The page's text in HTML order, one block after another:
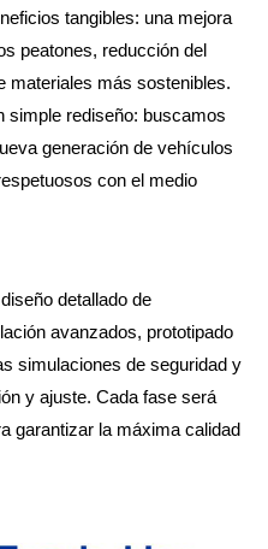
tangibles: una mejora
peatones, reducción del
materiales más sostenibles.
simple rediseño: buscamos
generación de vehículos
con el medio
detallado de
avanzados, prototipado
simulaciones de seguridad y
y ajuste. Cada fase será
garantizar la máxima calidad